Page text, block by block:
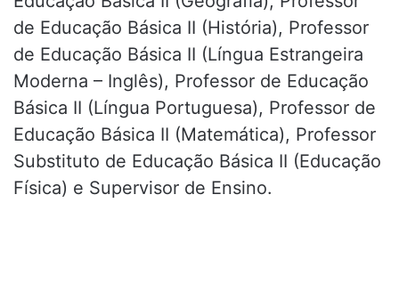
de Educação Básica II (História), Professor
de Educação Básica II (Língua Estrangeira
Moderna – Inglês), Professor de Educação
Básica II (Língua Portuguesa), Professor de
Educação Básica II (Matemática), Professor
Substituto de Educação Básica II (Educação
Física) e Supervisor de Ensino.